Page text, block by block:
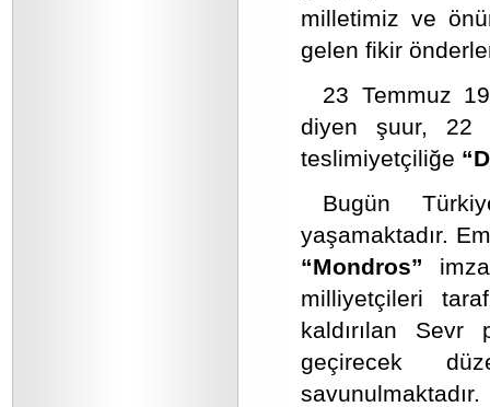
milletimiz ve
gelen fikir
23 Temmuz
diyen şuur, 22
teslimiyetçiliğe
Bugün
yaşamaktadır.
“Mondros”
milliyetçileri
kaldırılan Sevr
geçirecek